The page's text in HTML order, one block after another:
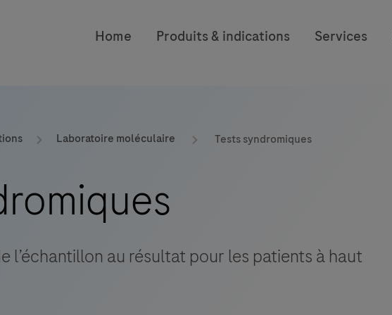
Home Produits & indications Services
Laboratoire moléculaire Tests syndromiques
l’échantillon au résultat pour les patients à haut